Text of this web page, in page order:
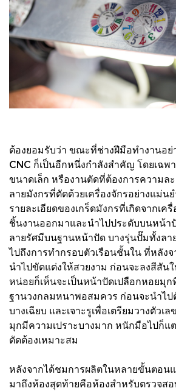
ต้องยอมรับว่า ขณะที่ช่างฝีมือทำงานอย่
CNC ก็เป็นอีกหนึ่งกำลังสำคัญ โดยเฉพ
ขนาดเล็ก หรืองานตัดที่ต้องการความละ
ลายมังกรที่ตัดด้วยเครื่องจักรอย่างแม่น
รายละเอียดของเกร็ดมังกรที่เกิดจากเค
ชิ้นงานออกมาและนำไปประดับบนหน้า
ลายรัศมีบนฐานหน้าปัด บางรุ่นปั๊มทั้งลา
ไปถึงการทำกรอบตัวเรือนชั้นใน ที่หลัง
นำไปขัดแต่งให้สวยงาม ก่อนจะลงสีสัน
หน่อยก็เห็นจะเป็นหน้าปัดเปลือกหอยมุก
ฐานวงกลมหนาพอสมควร ก่อนจะนำไป
บางเฉียบ และเจาะรูเพื่อเตรียมวางตัวเ
มุกมีความเปราะบางมาก หนักมือไปก็แ
ตัดต้องเหมาะสม
หลังจากได้ชมการผลิตในหลายขั้นตอน
มาถึงห้องสุดท้ายคือห้องสำหรับตรวจส